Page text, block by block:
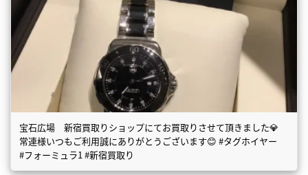
宝石広場 新宿買取りショップにてお買取りさせて頂きました💎
常連様いつもご利用誠にありがとうございます😊 #タグホイヤー
#フォーミュラ1 #新宿買取り